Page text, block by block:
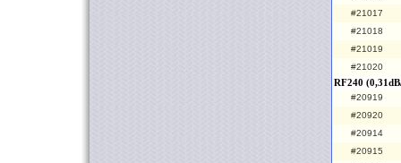
#21017
#21018
#21019
#21020
RF240
#20919
#20920
#20914
#20915